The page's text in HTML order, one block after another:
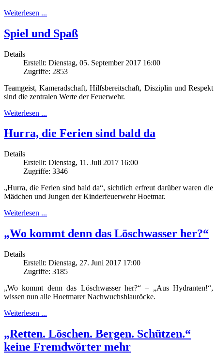
Weiterlesen ...
Spiel und Spaß
Details
Erstellt: Dienstag, 05. September 2017 16:00
Zugriffe: 2853
Teamgeist, Kameradschaft, Hilfsbereitschaft, Disziplin und Respekt
sind die zentralen Werte der Feuerwehr.
Weiterlesen ...
Hurra, die Ferien sind bald da
Details
Erstellt: Dienstag, 11. Juli 2017 16:00
Zugriffe: 3346
„Hurra, die Ferien sind bald da“, sichtlich erfreut darüber waren die
Mädchen und Jungen der Kinderfeuerwehr Hoetmar.
Weiterlesen ...
„Wo kommt denn das Löschwasser her?“
Details
Erstellt: Dienstag, 27. Juni 2017 17:00
Zugriffe: 3185
„Wo kommt denn das Löschwasser her?“ – „Aus Hydranten!“,
wissen nun alle Hoetmarer Nachwuchsblauröcke.
Weiterlesen ...
„Retten. Löschen. Bergen. Schützen.“
keine Fremdwörter mehr